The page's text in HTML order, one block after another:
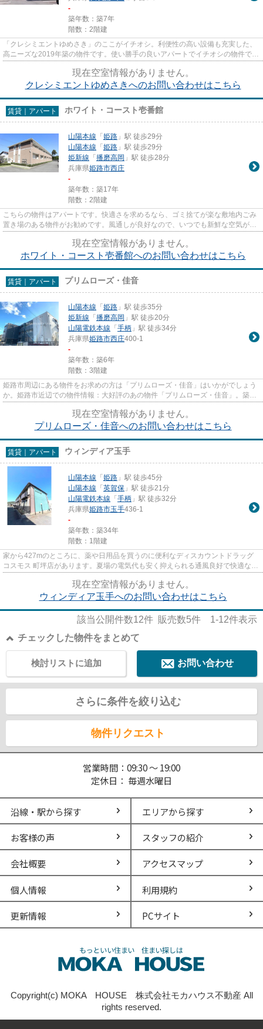
-
築年数：築7年
階数：2階建
「クレシミエントゆめさき」のここがイチオシ。利便性の高い設備も充実した、
高ニーズな2019年築の物件です。使い勝手の良いアパートでイチオシの物件で
す。最上階の物件です。姫路市...
現在空室情報がありません。
クレシミエントゆめさきへのお問い合わせはこちら
賃貸｜アパート ホワイト・コースト壱番館
山陽本線 「姫路 」駅 徒歩29分
山陽本線 「姫路 」駅 徒歩29分
姫新線 「播磨高岡 」駅 徒歩28分
兵庫県姫路市西庄
-
築年数：築17年
階数：2階建
こちらの物件はアパートです。快適さを求めるなら、ゴミ捨てが楽な敷地内ごみ
置き場のある物件がお勧めです。風通しが良好なので、いつでも新鮮な空気がは
いってきます。こちらは初期...
現在空室情報がありません。
ホワイト・コースト壱番館へのお問い合わせはこちら
賃貸｜アパート プリムローズ・佳音
山陽本線 「姫路 」駅 徒歩35分
姫新線 「播磨高岡 」駅 徒歩20分
山陽電鉄本線 「手柄 」駅 徒歩34分
兵庫県姫路市西庄400-1
-
築年数：築6年
階数：3階建
姫路市周辺にある物件をお求めの方は「プリムローズ・佳音」はいかがでしょう
か。姫路市近辺での物件情報：大好評のあの物件「プリムローズ・佳音」。築6
年のイチオシ物件はこちらです...
現在空室情報がありません。
プリムローズ・佳音へのお問い合わせはこちら
賃貸｜アパート ウィンディア玉手
山陽本線 「姫路 」駅 徒歩45分
山陽本線 「英賀保 」駅 徒歩21分
山陽電鉄本線 「手柄 」駅 徒歩32分
兵庫県姫路市玉手436-1
-
築年数：築34年
階数：1階建
家から427mのところに、薬や日用品を買うのに便利なディスカウントドラッグ
コスモス 町坪店があります。夏場の電気代も安く抑えられる通風良好で快適なア
パートです。駅まで平坦な場...
現在空室情報がありません。
ウィンディア玉手へのお問い合わせはこちら
該当公開件数12件 販売数5件 1-12件表示
チェックした物件をまとめて
お問い合わせ
検討リストに追加
さらに条件を絞り込む
物件リクエスト
営業時間：09:30 ～ 19:00
定休日： 毎週水曜日
沿線・駅から探す エリアから探す
お客様の声 スタッフの紹介
会社概要 アクセスマップ
個人情報 利用規約
更新情報 PCサイト
Copyright(c) MOKA HOUSE 株式会社モカハウス不動産 All
rights reserved.